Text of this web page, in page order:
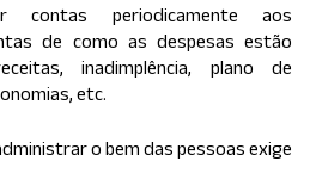
contas periodicamente aos
de como as despesas estão
inadimplência, plano de
etc.
o bem das pessoas exige